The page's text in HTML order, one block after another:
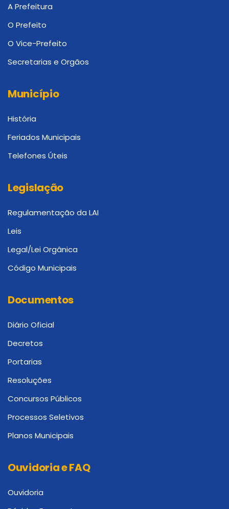
A Prefeitura
O Prefeito
O Vice-Prefeito
Secretarias e Orgãos
Município
História
Feriados Municipais
Telefones Úteis
Legislação
Regulamentação da LAI
Leis
Legal/Lei Orgânica
Código Municipais
Documentos
Diário Oficial
Decretos
Portarias
Resoluções
Concursos Públicos
Processos Seletivos
Planos Municipais
Ouvidoria e FAQ
Ouvidoria